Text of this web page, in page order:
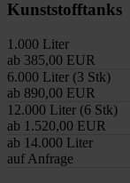
Kunststofftanks
1.000 Liter
ab 385,00 EUR
6.000 Liter (3 Stk)
ab 890,00 EUR
12.000 Liter (6 Stk)
ab 1.520,00 EUR
ab 14.000 Liter
auf Anfrage